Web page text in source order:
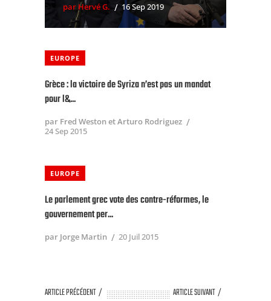
par Hervé G. 16 Sep 2019
EUROPE
Grèce : la victoire de Syriza n’est pas un mandat
pour l&...
par Fred Weston et Arturo Rodriguez
24 Sep 2015
EUROPE
Le parlement grec vote des contre-réformes, le
gouvernement per...
par Jorge Martin 20 Juil 2015
ARTICLE PRÉCÉDENT ARTICLE SUIVANT